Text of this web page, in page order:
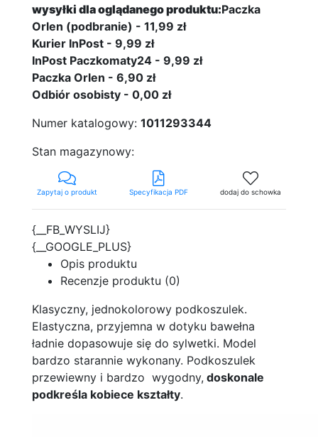
wysyłki dla oglądanego produktu:Paczka
Orlen (podbranie) - 11,99 zł
Kurier InPost - 9,99 zł
InPost Paczkomaty24 - 9,99 zł
Paczka Orlen - 6,90 zł
Odbiór osobisty - 0,00 zł
Numer katalogowy: 1011293344
Stan magazynowy:
Zapytaj o produkt Specyfikacja PDF dodaj do schowka
{__FB_WYSLIJ}
{__GOOGLE_PLUS}
Opis produktu
Recenzje produktu (0)
Klasyczny, jednokolorowy podkoszulek.
Elastyczna, przyjemna w dotyku bawełna
ładnie dopasowuje się do sylwetki. Model
bardzo starannie wykonany. Podkoszulek
przewiewny i bardzo wygodny, doskonale
podkreśla kobiece kształty.